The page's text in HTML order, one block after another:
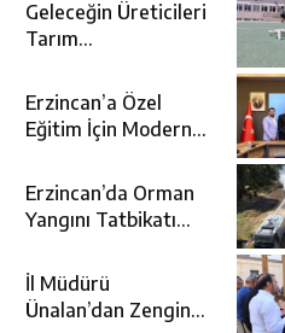
Geleceğin Üreticileri
Tarım
Tanışıyor
Erzincan’a Özel
Eğitim İçin Modern
Eğitim Meslek Okulu
Protokolü İmzalandı
Erzincan’da Orman
Yangını Tatbikatı
İl Müdürü
Ünalan’dan Zengin